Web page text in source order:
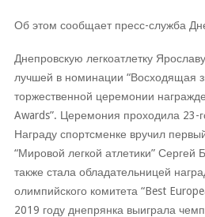
Об этом сообщает пресс-служба
Днепровскую легкоатлетку
лучшей в номинации “Восходящая
торжественной церемонии
Awards”. Церемония проходила 23-
Награду спортсменке вручил
“Мировой легкой атлетики” Сергей
также стала обладательницей
олимпийского комитета “Best
2019 году днепрянка выиграла